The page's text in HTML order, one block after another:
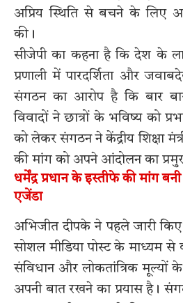
अप्रिय स्थिति से बचने के लिए
की।
सीजेपी का कहना है कि देश के
प्रणाली में पारदर्शिता और
संगठन का आरोप है कि बार
विवादों ने छात्रों के भविष्य को
को लेकर संगठन ने केंद्रीय शिक्षा
की मांग को अपने आंदोलन का प्रमुख
धर्मेंद्र प्रधान के इस्तीफे की मांग
एजेंडा
अभिजीत दीपके ने पहले जारी
सोशल मीडिया पोस्ट के माध्यम
संविधान और लोकतांत्रिक मूल्यों
अपनी बात रखने का प्रयास है।